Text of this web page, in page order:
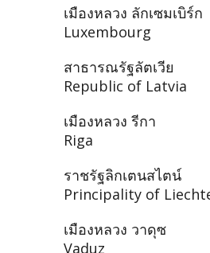
เมืองหลวง ลักเซมเบิร์ก
Luxembourg
สาธารณรัฐลัตเวีย
Republic of Latvia
เมืองหลวง รีกา
Riga
ราชรัฐลิกเตนสไตน์
Principality of
เมืองหลวง วาดุซ
Vaduz